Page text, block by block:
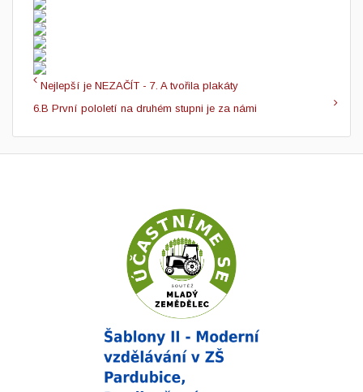
Nejlepší je NEZAČÍT - 7. A tvořila plakáty
6.B První pololetí na druhém stupni je za námi